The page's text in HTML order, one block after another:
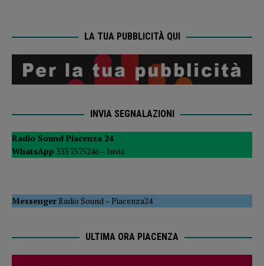
LA TUA PUBBLICITÀ QUI
INVIA SEGNALAZIONI
Radio Sound Piacenza 24
WhatsApp 333 7575246 – Invia
MessengerRadio Sound –Piacenza24
ULTIMA ORA PIACENZA